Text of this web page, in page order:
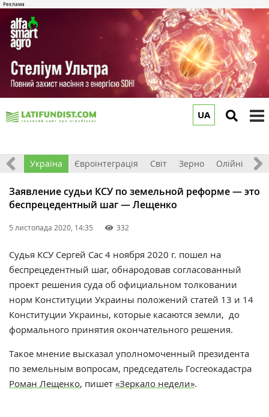
UA
Все Україна Євроінтеграція Світ Зерно Олійні
Заявление судьи КСУ по земельной реформе — это
беспрецедентный шаг — Лещенко
5 листопада 2020, 14:35 332
Судья КСУ Сергей Сас 4 ноября 2020 г. пошел на
беспрецедентный шаг, обнародовав согласованный
проект решения суда об официальном толковании
норм Конституции Украины положений статей 13 и 14
Конституции Украины, которые касаются земли, до
формального принятия окончательного решения.
Такое мнение высказал уполномоченный президента
по земельным вопросам, председатель Госгеокадастра
Роман Лещенко, пишет «Зеркало недели».